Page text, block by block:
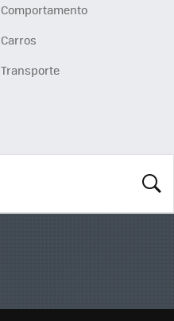
Comportamento
Carros
Transporte